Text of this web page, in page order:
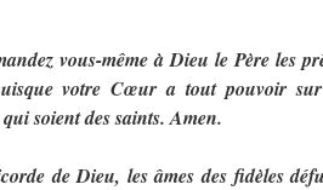
vous-même à Dieu le Père les
votre Cœur a tout pouvoir
soient des saints. Amen.
de Dieu, les âmes des fidèles